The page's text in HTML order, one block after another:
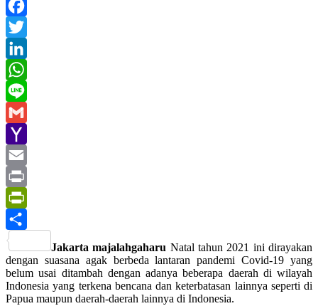
Facebook
Twitter
LinkedIn
WhatsApp
Line
Gmail
Yahoo
Mail
Email
Print
PrintFriendly
Jakarta majalahgaharu Natal tahun 2021 ini dirayakan
dengan suasana agak berbeda lantaran pandemi Covid-19 yang
belum usai ditambah dengan adanya beberapa daerah di wilayah
Indonesia yang terkena bencana dan keterbatasan lainnya seperti di
Papua maupun daerah-daerah lainnya di Indonesia.